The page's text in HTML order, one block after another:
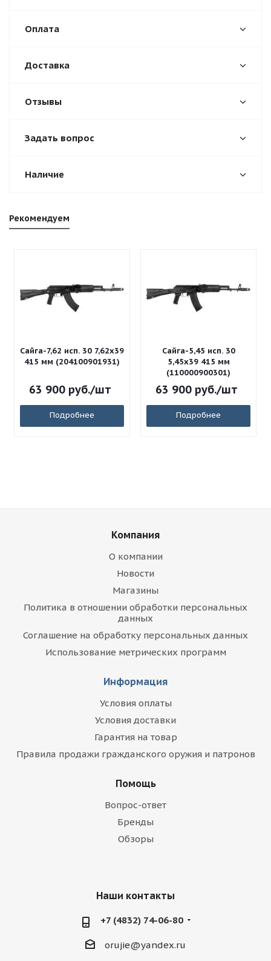
Оплата
Доставка
Отзывы
Задать вопрос
Наличие
Рекомендуем
Сайга-7,62 исп. 30 7,62x39
415 мм (204100901931)
63 900руб./шт
Подробнее
Сайга-5,45 исп. 30
5,45x39 415 мм
(110000900301)
63 900руб./шт
Подробнее
Компания
О компании
Новости
Магазины
Политика в отношении обработки персональных
данных
Соглашение на обработку персональных данных
Использование метрических программ
Информация
Условия оплаты
Условия доставки
Гарантия на товар
Правила продажи гражданского оружия и патронов
Помощь
Вопрос-ответ
Бренды
Обзоры
Наши контакты
+7 (4832) 74-06-80
orujie@yandex.ru